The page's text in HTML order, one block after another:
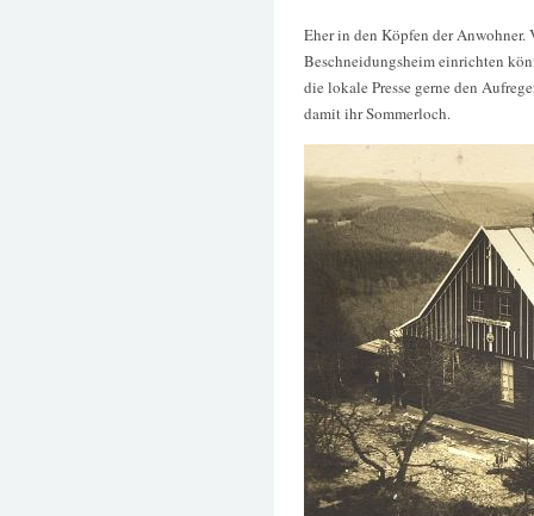
Eher in den Köpfen der
Beschneidungsheim einrichten
die lokale Presse gerne den
damit ihr Sommerloch.